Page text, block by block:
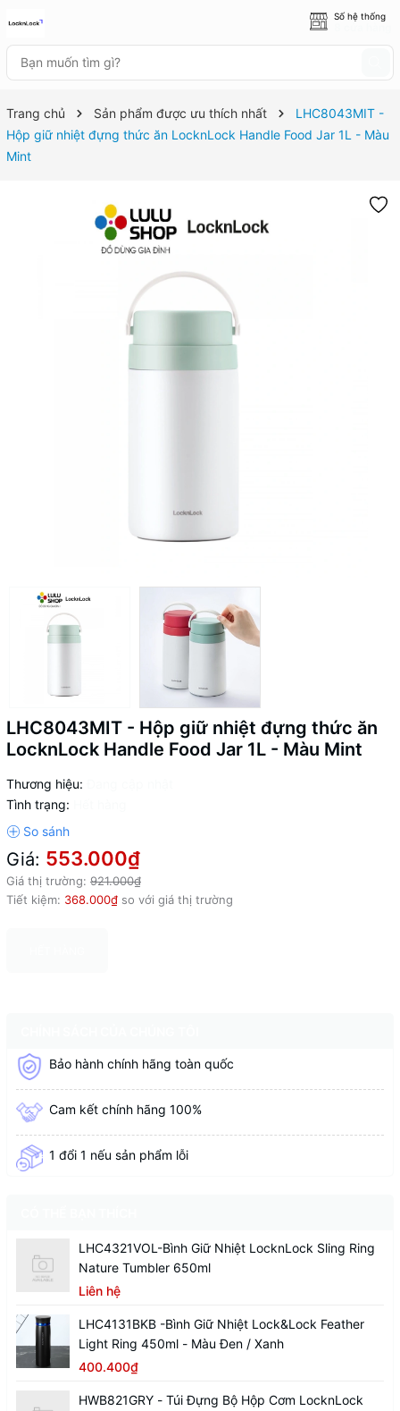
Số hệ thống
Trang chủ Sản phẩm được ưu thích nhất
LHC8043MIT -
Hộp giữ nhiệt đựng thức ăn LocknLock Handle Food Jar 1L - Màu
Mint
LHC8043MIT - Hộp giữ nhiệt đựng thức ăn
LocknLock Handle Food Jar 1L - Màu Mint
Thương hiệu:
Tình trạng:
Giá: 553.000₫
Giá thị trường: 921.000₫
Tiết kiệm: 368.000₫ so với giá thị trường
Bảo hành chính hãng toàn quốc
Cam kết chính hãng 100%
1 đổi 1 nếu sản phẩm lỗi
LHC4321VOL-Bình Giữ Nhiệt LocknLock Sling Ring
Nature Tumbler 650ml
Liên hệ
LHC4131BKB -Bình Giữ Nhiệt Lock&Lock Feather
Light Ring 450ml - Màu Đen / Xanh
400.400₫
HWB821GRY - Túi Đựng Bộ Hộp Cơm LocknLock